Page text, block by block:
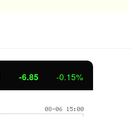
-6.85 -0.15%